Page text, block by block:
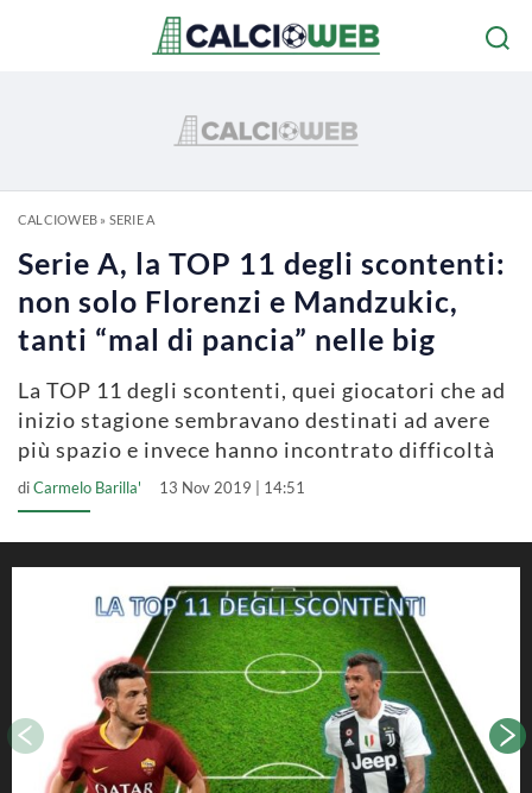
CALCIOWEB» SERIE A
Serie A, la TOP 11 degli scontenti:
non solo Florenzi e Mandzukic,
tanti “mal di pancia” nelle big
La TOP 11 degli scontenti, quei giocatori che ad
inizio stagione sembravano destinati ad avere
più spazio e invece hanno incontrato difficoltà
diCarmelo Barilla' 13 Nov 2019 | 14:51